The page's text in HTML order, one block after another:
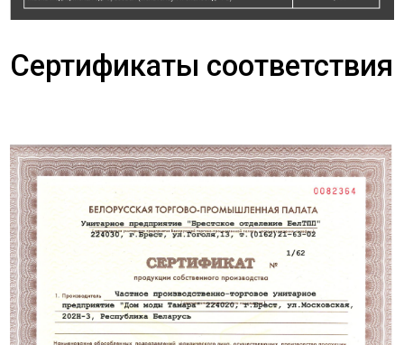
Сертификаты соответствия